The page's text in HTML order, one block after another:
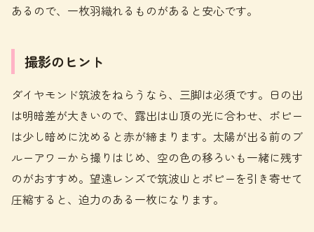
あるので、一枚羽織れるものがあると安心です。
撮影のヒント
ダイヤモンド筑波をねらうなら、三脚は必須です。日の出
は明暗差が大きいので、露出は山頂の光に合わせ、ポピー
は少し暗めに沈めると赤が締まります。太陽が出る前のブ
ルーアワーから撮りはじめ、空の色の移ろいも一緒に残す
のがおすすめ。望遠レンズで筑波山とポピーを引き寄せて
圧縮すると、迫力のある一枚になります。